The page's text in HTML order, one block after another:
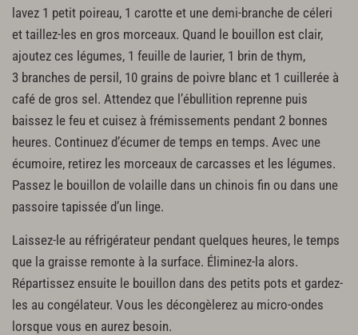
lavez 1 petit poireau, 1 carotte et une demi-branche de céleri
et taillez-les en gros morceaux. Quand le bouillon est clair,
ajoutez ces légumes, 1 feuille de laurier, 1 brin de thym,
3 branches de persil, 10 grains de poivre blanc et 1 cuillerée à
café de gros sel. Attendez que l’ébullition reprenne puis
baissez le feu et cuisez à frémissements pendant 2 bonnes
heures. Continuez d’écumer de temps en temps. Avec une
écumoire, retirez les morceaux de carcasses et les légumes.
Passez le bouillon de volaille dans un chinois fin ou dans une
passoire tapissée d’un linge.
Laissez-le au réfrigérateur pendant quelques heures, le temps
que la graisse remonte à la surface. Éliminez-la alors.
Répartissez ensuite le bouillon dans des petits pots et gardez-
les au congélateur. Vous les décongèlerez au micro-ondes
lorsque vous en aurez besoin.